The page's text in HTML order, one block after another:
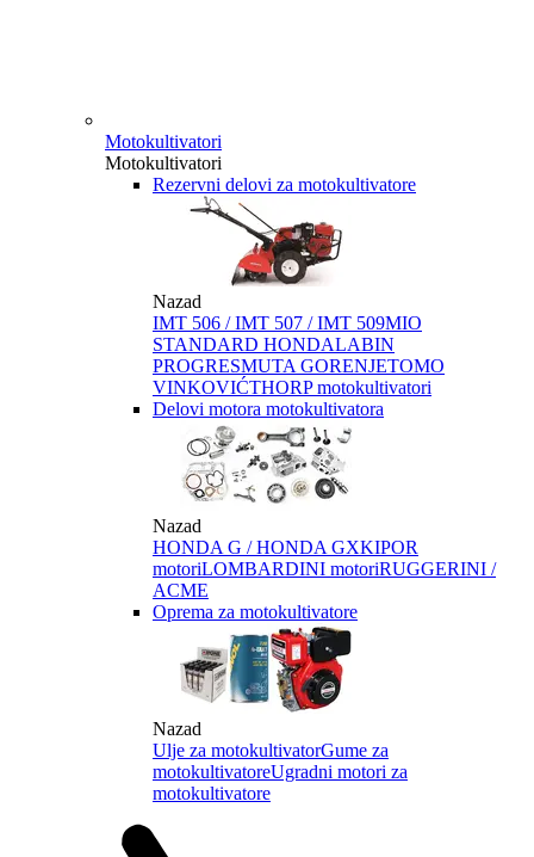
Motokultivatori
Motokultivatori
Rezervni delovi za motokultivatore
Nazad
IMT 506 / IMT 507 / IMT 509MIO
STANDARD HONDALABIN
PROGRESMUTA GORENJETOMO
VINKOVIĆTHORP motokultivatori
Delovi motora motokultivatora
Nazad
HONDA G / HONDA GXKIPOR
motoriLOMBARDINI motoriRUGGERINI /
ACME
Oprema za motokultivatore
Nazad
Ulje za motokultivatorGume za
motokultivatoreUgradni motori za
motokultivatore